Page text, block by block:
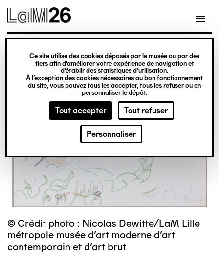
Gestion des cookies
Ce site utilise des cookies déposés par le musée ou par des
tiers afin d’améliorer votre expérience de navigation et
d’établir des statistiques d’utilisation.
À l’exception des cookies nécessaires au bon fonctionnement
du site, vous pouvez tous les accepter, tous les refuser ou en
personnaliser le dépôt.
Tout accepter Tout refuser
Personnaliser
contenu
© Crédit photo : Nicolas Dewitte/LaM Lille
métropole musée d’art moderne d’art
contemporain et d’art brut